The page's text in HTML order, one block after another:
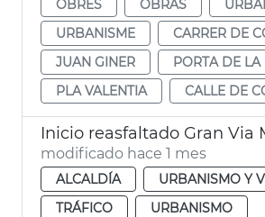
OBRES OBRAS
URBANISME
CARRER DE
JUAN GINER
PORTA DE LA
PLA VALENTIA
CALLE DE
modificado hace 1 mes
ALCALDÍA
URBANISMO Y
TRÁFICO
URBANISMO